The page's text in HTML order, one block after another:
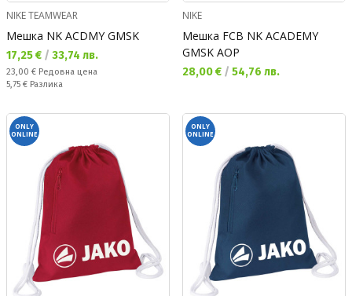
NIKE TEAMWEAR
Мешка NK ACDMY GMSK
Текуща цена:
17,25 € / 33,74 лв.
Редовна цена:
23,00 € Редовна цена
Спестявате:
5,75 € Разлика
NIKE
Мешка FCB NK ACADEMY
GMSK AOP
Текуща цена:
28,00 € / 54,76 лв.
ONLY
ONLINE
ONLY
ONLINE